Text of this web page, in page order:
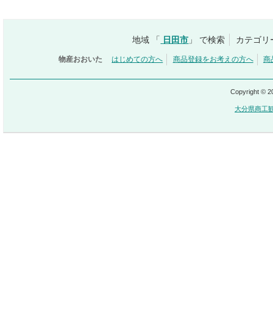
地域 「 日田市 」 で検索 カテゴリ
物産おおいた はじめての方へ 商品登録をお考えの方へ 商
Copyright ©
大分県商工